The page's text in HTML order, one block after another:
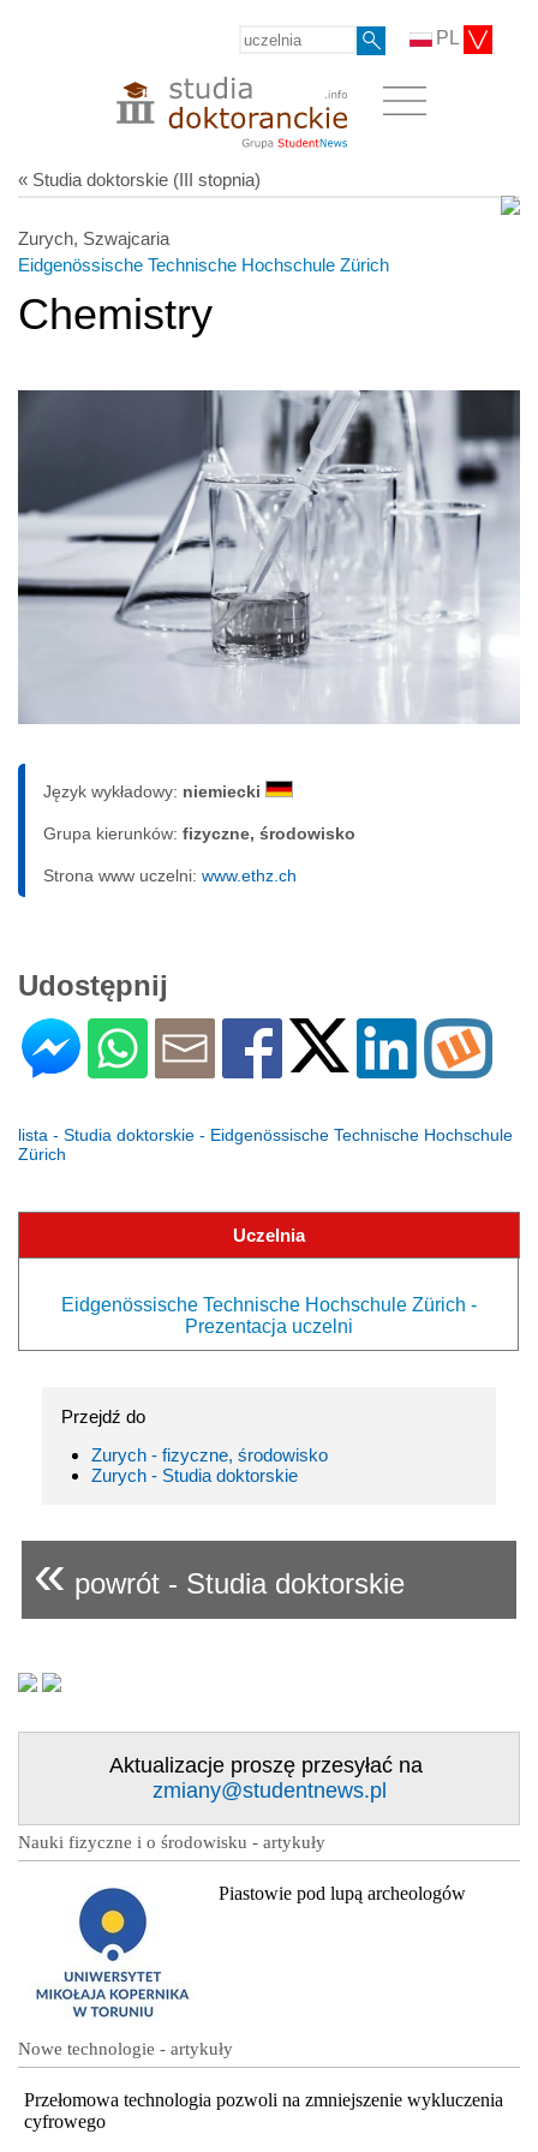
PL
« Studia doktorskie (III stopnia)
Zurych, Szwajcaria
Eidgenössische Technische Hochschule Zürich
Chemistry
Język wykładowy: niemiecki
Grupa kierunków: fizyczne, środowisko
Strona www uczelni: www.ethz.ch
Udostępnij
lista - Studia doktorskie - Eidgenössische Technische Hochschule
Zürich
Uczelnia
Eidgenössische Technische Hochschule Zürich -
Prezentacja uczelni
Przejdź do
Zurych - fizyczne, środowisko
Zurych - Studia doktorskie
« powrót - Studia doktorskie
Aktualizacje proszę przesyłać na
zmiany@studentnews.pl
Nauki fizyczne i o środowisku - artykuły
Piastowie pod lupą archeologów
Nowe technologie - artykuły
Przełomowa technologia pozwoli na zmniejszenie wykluczenia
cyfrowego